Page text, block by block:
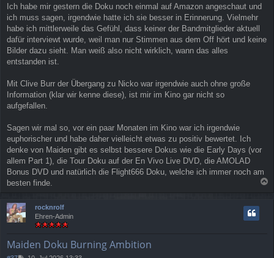
i
t
r
a
Ich habe mir gestern die Doku noch einmal auf Amazon angeschaut und
ich muss sagen, irgendwie hatte ich sie besser in Erinnerung. Vielmehr
habe ich mittlerweile das Gefühl, dass keiner der Bandmitglieder aktuell
dafür interviewt wurde, weil man nur Stimmen aus dem Off hört und keine
Bilder dazu sieht. Man weiß also nicht wirklich, wann das alles
entstanden ist.
Mit Clive Burr der Übergang zu Nicko war irgendwie auch ohne große
Information (klar wir kenne diese), ist mir im Kino gar nicht so
aufgefallen.
Sagen wir mal so, vor ein paar Monaten im Kino war ich irgendwie
euphorischer und habe daher vielleicht etwas zu positiv bewertet. Ich
denke von Maiden gibt es selbst bessere Dokus wie die Early Days (vor
allem Part 1), die Tour Doku auf der En Vivo Live DVD, die AMOLAD
Bonus DVD und natürlich die Flight666 Doku, welche ich immer noch am
besten finde.
rocknrolf
Ehren-Admin
Maiden Doku Burning Ambition